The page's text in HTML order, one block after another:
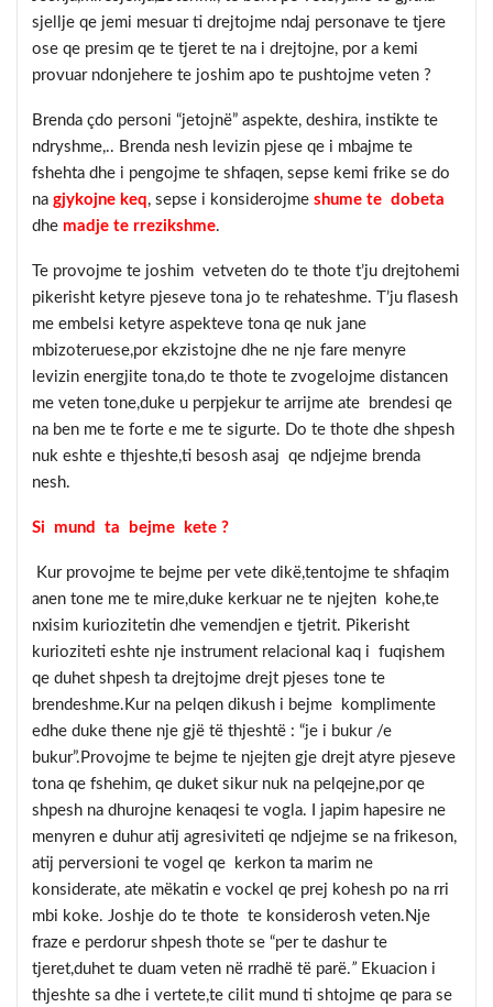
sjellje qe jemi mesuar ti drejtojme ndaj personave te tjere
ose qe presim qe te tjeret te na i drejtojne, por a kemi
provuar ndonjehere te joshim apo te pushtojme veten ?
Brenda çdo personi “jetojnë” aspekte, deshira, instikte te
ndryshme,.. Brenda nesh levizin pjese qe i mbajme te
fshehta dhe i pengojme te shfaqen, sepse kemi frike se do
na gjykojne keq, sepse i konsiderojme shume te dobeta
dhe madje te rrezikshme.
Te provojme te joshim vetveten do te thote t’ju drejtohemi
pikerisht ketyre pjeseve tona jo te rehateshme. T’ju flasesh
me embelsi ketyre aspekteve tona qe nuk jane
mbizoteruese,por ekzistojne dhe ne nje fare menyre
levizin energjite tona,do te thote te zvogelojme distancen
me veten tone,duke u perpjekur te arrijme ate brendesi qe
na ben me te forte e me te sigurte. Do te thote dhe shpesh
nuk eshte e thjeshte,ti besosh asaj qe ndjejme brenda
nesh.
Si mund ta bejme kete ?
Kur provojme te bejme per vete dikë,tentojme te shfaqim
anen tone me te mire,duke kerkuar ne te njejten kohe,te
nxisim kuriozitetin dhe vemendjen e tjetrit. Pikerisht
kurioziteti eshte nje instrument relacional kaq i fuqishem
qe duhet shpesh ta drejtojme drejt pjeses tone te
brendeshme.Kur na pelqen dikush i bejme komplimente
edhe duke thene nje gjë të thjeshtë : “je i bukur /e
bukur”.Provojme te bejme te njejten gje drejt atyre pjeseve
tona qe fshehim, qe duket sikur nuk na pelqejne,por qe
shpesh na dhurojne kenaqesi te vogla. I japim hapesire ne
menyren e duhur atij agresiviteti qe ndjejme se na frikeson,
atij perversioni te vogel qe kerkon ta marim ne
konsiderate, ate mëkatin e vockel qe prej kohesh po na rri
mbi koke. Joshje do te thote te konsiderosh veten.Nje
fraze e perdorur shpesh thote se “per te dashur te
tjeret,duhet te duam veten në rradhë të parë.” Ekuacion i
thjeshte sa dhe i vertete,te cilit mund ti shtojme qe para se